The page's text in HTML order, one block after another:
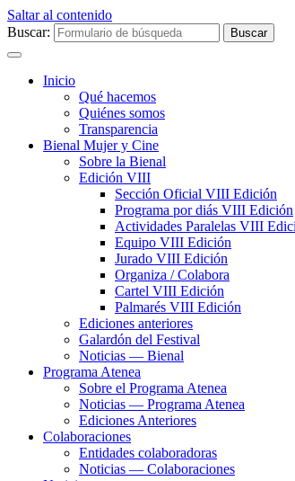
Saltar al contenido
Buscar:
Inicio
Qué hacemos
Quiénes somos
Transparencia
Bienal Mujer y Cine
Sobre la Bienal
Edición VIII
Sección Oficial VIII Edición
Programa por diás VIII Edición
Actividades Paralelas VIII
Equipo VIII Edición
Jurado VIII Edición
Organiza / Colabora
Cartel VIII Edición
Palmarés VIII Edición
Ediciones anteriores
Galardón del Festival
Noticias — Bienal
Programa Atenea
Sobre el Programa Atenea
Noticias — Programa Atenea
Ediciones Anteriores
Colaboraciones
Entidades colaboradoras
Noticias — Colaboraciones